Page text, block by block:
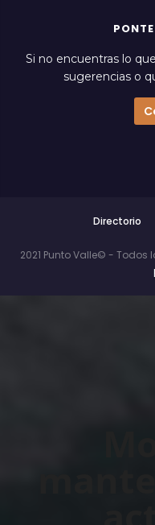
Si no encuentras lo
sugerencias o
Directorio
2021 Punto Valle© - Todos